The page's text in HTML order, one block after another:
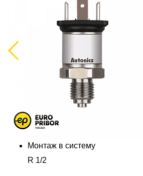
Previous
Монтаж в систему
R 1/2